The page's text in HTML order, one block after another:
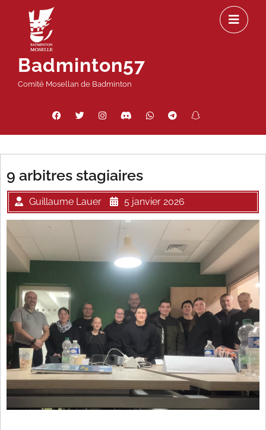
contenu
Badminton57
Comité Mosellan de Badminton
Facebook
Twitter InstagramDiscordWhatsAppTelegram
9 arbitres stagiaires
Guillaume Lauer 5 janvier 2026